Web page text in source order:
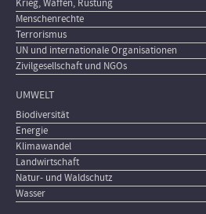
Krieg, Waffen, Rüstung
Menschenrechte
Terrorismus
UN und internationale Organisationen
Zivilgesellschaft und NGOs
UMWELT
Biodiversität
Energie
Klimawandel
Landwirtschaft
Natur- und Waldschutz
Wasser